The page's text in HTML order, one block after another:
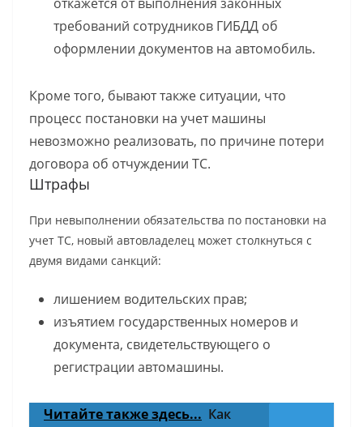
требований сотрудников ГИБДД об
оформлении документов на автомобиль.
Кроме того, бывают также ситуации, что
процесс постановки на учет машины
невозможно реализовать, по причине потери
договора об отчуждении ТС.
Штрафы
При невыполнении обязательства по постановки на
учет ТС, новый автовладелец может столкнуться с
двумя видами санкций:
лишением водительских прав;
изъятием государственных номеров и
документа, свидетельствующего о
регистрации автомашины.
Читайте также здесь... Как